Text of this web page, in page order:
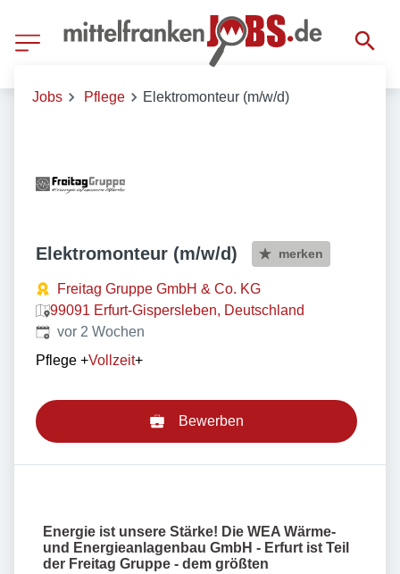
Jobs Pflege Elektromonteur (m/w/d)
Elektromonteur (m/w/d) merken
Freitag Gruppe GmbH & Co. KG
99091 Erfurt-Gispersleben, Deutschland
Veröffentlicht:
vor 2 Wochen
Pflege +Vollzeit+
Bewerben